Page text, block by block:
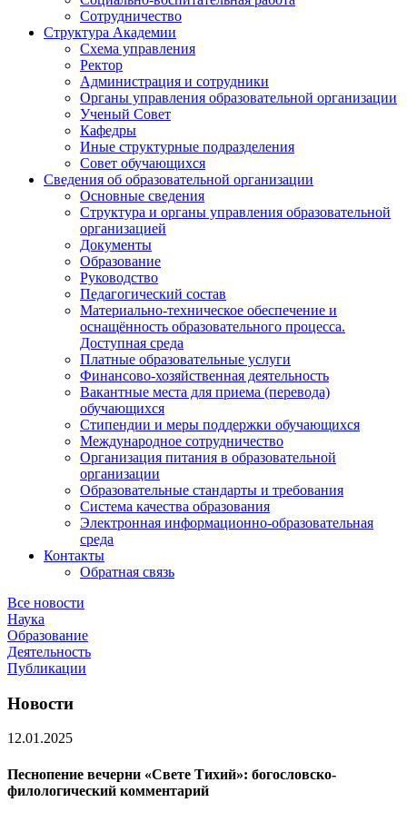
Сотрудничество
Структура Академии
Схема управления
Ректор
Администрация и сотрудники
Органы управления образовательной организации
Ученый Совет
Кафедры
Иные структурные подразделения
Совет обучающихся
Сведения об образовательной организации
Основные сведения
Структура и органы управления образовательной
организацией
Документы
Образование
Руководство
Педагогический состав
Материально-техническое обеспечение и
оснащённость образовательного процесса.
Доступная среда
Платные образовательные услуги
Финансово-хозяйственная деятельность
Вакантные места для приема (перевода)
обучающихся
Стипендии и меры поддержки обучающихся
Международное сотрудничество
Организация питания в образовательной
организации
Образовательные стандарты и требования
Система качества образования
Электронная информационно-образовательная
среда
Контакты
Обратная связь
Все новости
Наука
Образование
Деятельность
Публикации
Новости
12.01.2025
Песнопение вечерни «Свете Тихий»: богословско-
филологический комментарий